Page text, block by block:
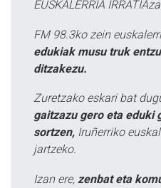
EUSKALERRIA
FM 98.3ko zein
edukiak musu truk
ditzakezu.
Zuretzako eskari bat
gaitzazu gero eta eduki
sortzen, Iruñerriko
jartzeko.
Izan ere, zenbat eta